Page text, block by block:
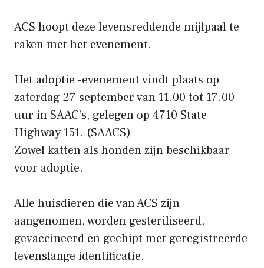
ACS hoopt deze levensreddende mijlpaal te
raken met het evenement.
Het adoptie -evenement vindt plaats op
zaterdag 27 september van 11.00 tot 17.00
uur in SAAC’s, gelegen op 4710 State
Highway 151. (SAACS)
Zowel katten als honden zijn beschikbaar
voor adoptie.
Alle huisdieren die van ACS zijn
aangenomen, worden gesteriliseerd,
gevaccineerd en gechipt met geregistreerde
levenslange identificatie.